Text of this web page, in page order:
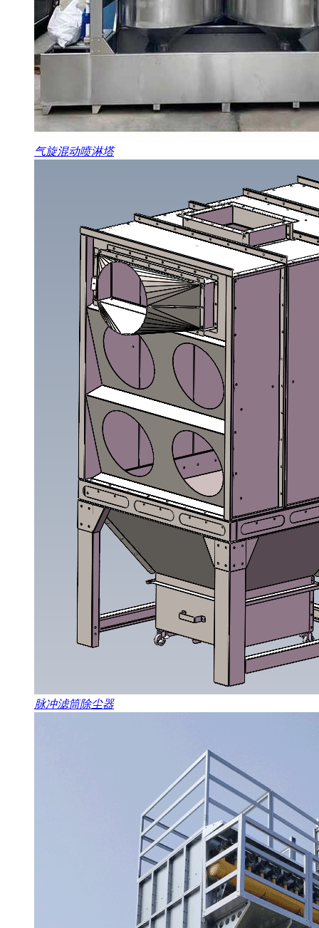
气旋混动喷淋塔
脉冲滤筒除尘器